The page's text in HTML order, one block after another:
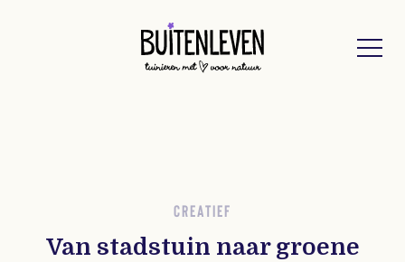
CREATIEF
Van stadstuin naar groene